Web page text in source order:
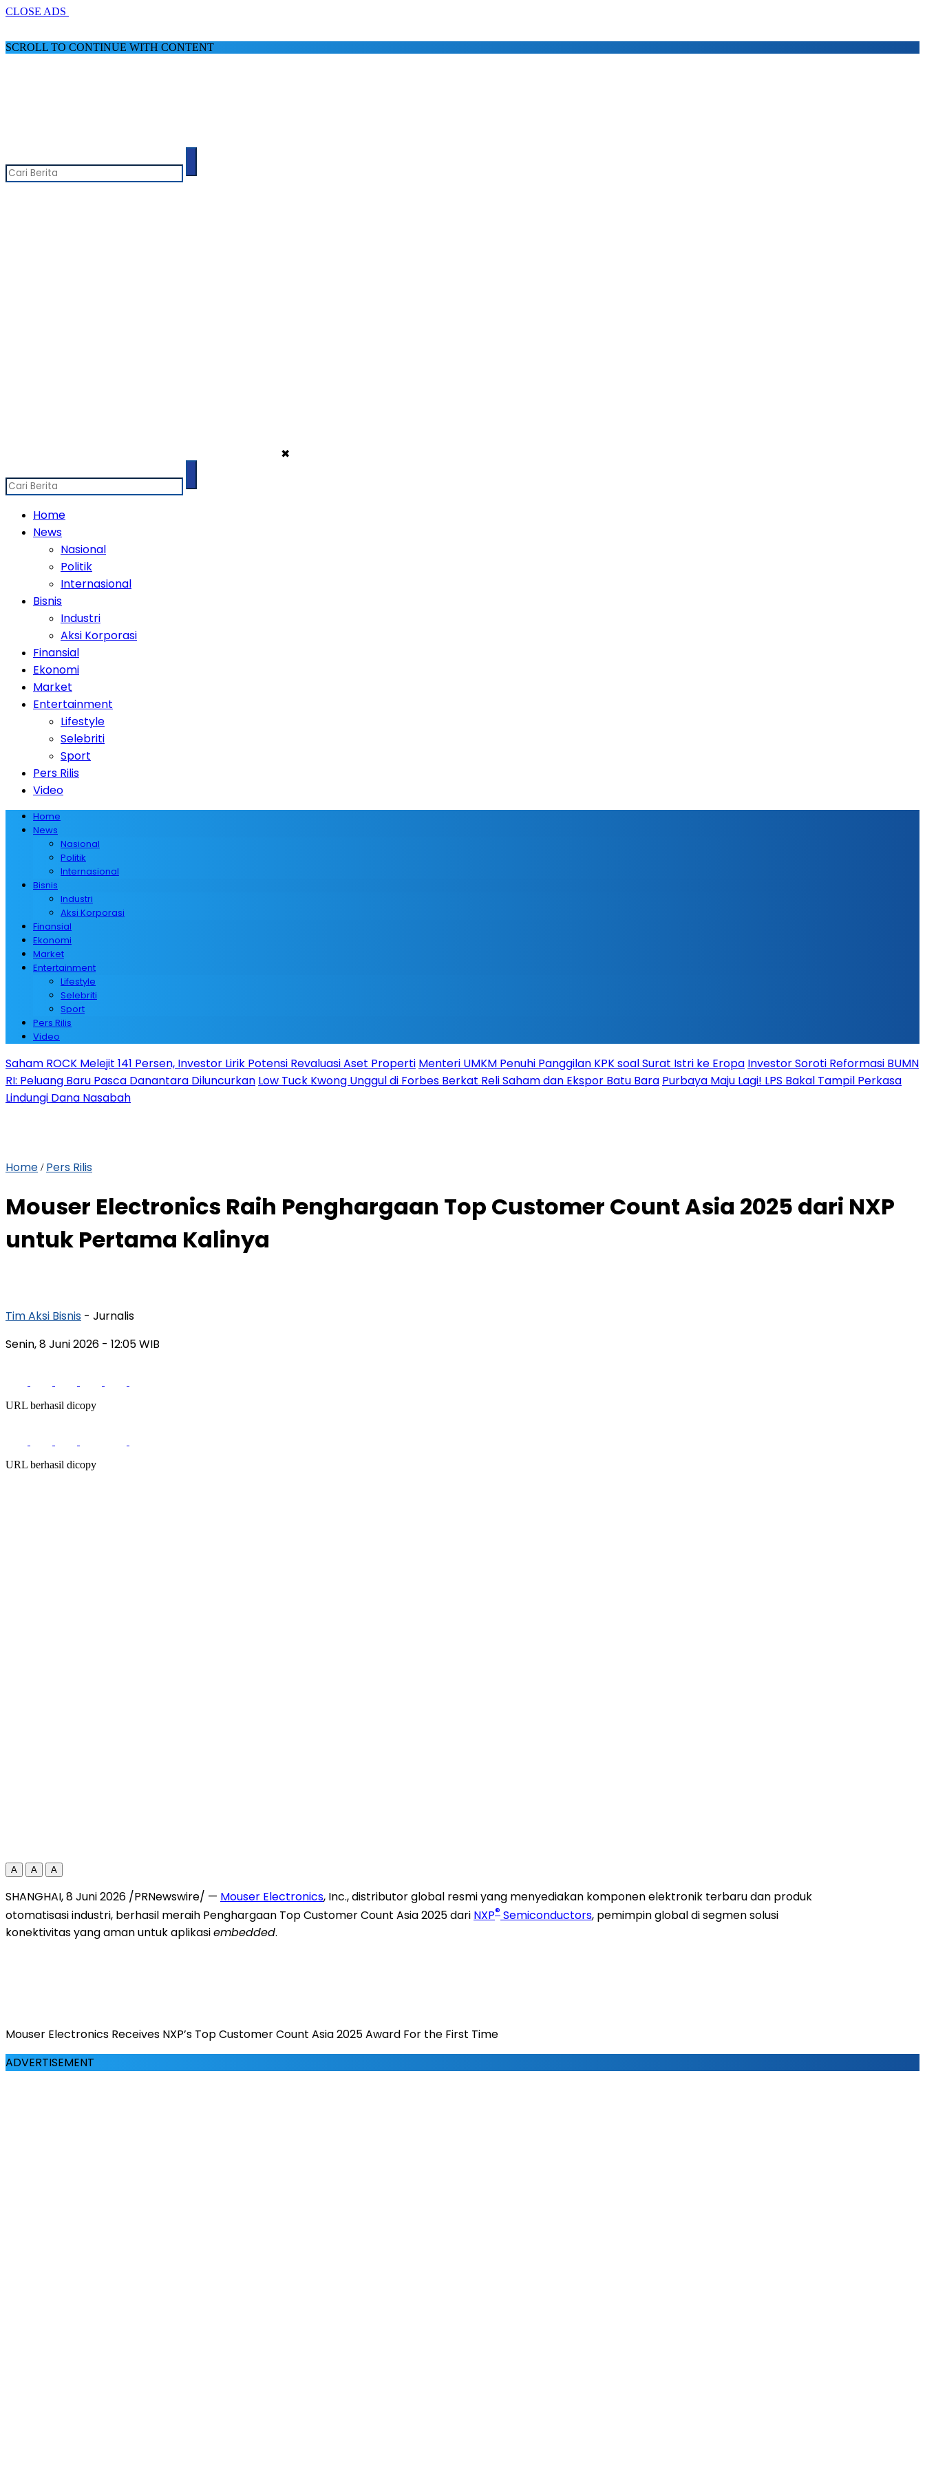
CLOSE ADS
SCROLL TO CONTINUE WITH CONTENT
✖
Home
News
Nasional
Politik
Internasional
Bisnis
Industri
Aksi Korporasi
Finansial
Ekonomi
Market
Entertainment
Lifestyle
Selebriti
Sport
Pers Rilis
Video
Home
News
Nasional
Politik
Internasional
Bisnis
Industri
Aksi Korporasi
Finansial
Ekonomi
Market
Entertainment
Lifestyle
Selebriti
Sport
Pers Rilis
Video
Saham ROCK Melejit 141 Persen, Investor Lirik Potensi Revaluasi Aset Properti Menteri UMKM Penuhi Panggilan KPK soal Surat Istri ke Eropa Investor Soroti Reformasi BUMN
RI: Peluang Baru Pasca Danantara Diluncurkan Low Tuck Kwong Unggul di Forbes Berkat Reli Saham dan Ekspor Batu Bara Purbaya Maju Lagi! LPS Bakal Tampil Perkasa
Lindungi Dana Nasabah
Home / Pers Rilis
Mouser Electronics Raih Penghargaan Top Customer Count Asia 2025 dari NXP
untuk Pertama Kalinya
Tim Aksi Bisnis - Jurnalis
Senin, 8 Juni 2026 - 12:05 WIB
URL berhasil dicopy
URL berhasil dicopy
A A A
SHANGHAI, 8 Juni 2026 /PRNewswire/ — Mouser Electronics, Inc., distributor global resmi yang menyediakan komponen elektronik terbaru dan produk
otomatisasi industri, berhasil meraih Penghargaan Top Customer Count Asia 2025 dari NXP® Semiconductors, pemimpin global di segmen solusi
konektivitas yang aman untuk aplikasiembedded.
Mouser Electronics Receives NXP’s Top Customer Count Asia 2025 Award For the First Time
ADVERTISEMENT